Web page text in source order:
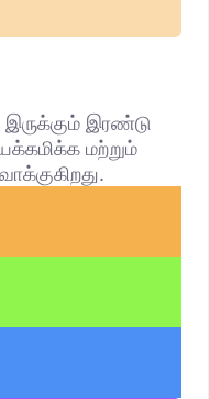
இருக்கும் இரண்டு
மற்றும்